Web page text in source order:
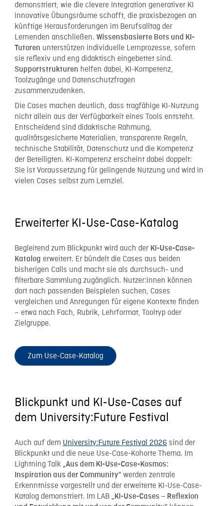
demonstriert, wie die clevere Integration generativer KI
innovative Übungsräume schafft, die praxisbezogen an
künftige Herausforderungen im Berufsalltag der
Lernenden anschließen. Wissensbasierte Bots und KI-
Tutoren unterstützen individuelle Lernprozesse, sofern
sie reflexiv und eng didaktisch eingebettet sind.
Supportstrukturen helfen dabei, KI-Kompetenz,
Toolzugänge und Datenschutzfragen
zusammenzudenken.
Die Cases machen deutlich, dass tragfähige KI-Nutzung
nicht allein aus der Verfügbarkeit eines Tools entsteht.
Entscheidend sind didaktische Rahmung,
qualitätsgesicherte Materialien, transparente Regeln,
technische Stabilität, Datenschutz und die Kompetenz
der Beteiligten. KI-Kompetenz erscheint dabei doppelt:
Sie ist Voraussetzung für gelingende Nutzung und wird in
vielen Cases selbst zum Lernziel.
Erweiterter KI-Use-Case-Katalog
Begleitend zum Blickpunkt wird auch der KI-Use-Case-
Katalog erweitert. Er bündelt die Cases aus beiden
bisherigen Calls und macht sie als durchsuch- und
filterbare Sammlung zugänglich. Nutzer:innen können
dort nach passenden Beispielen suchen, Cases
vergleichen und Anregungen für eigene Kontexte finden
– etwa nach Fach, Rubrik, Lehrformat, Tooltyp oder
Zielgruppe.
Zum Use-Case-Katalog
Blickpunkt und KI-Use-Cases auf
dem University:Future Festival
Auch auf dem University:Future Festival 2026 sind der
Blickpunkt und die neue Use-Case-Kohorte Thema. Im
Lightning Talk „Aus dem KI-Use-Case-Kosmos:
Inspiration aus der Community“ werden zentrale
Erkenntnisse vorgestellt und der erweiterte KI-Use-Case-
Katalog demonstriert. Im LAB „KI-Use-Cases – Reflexion